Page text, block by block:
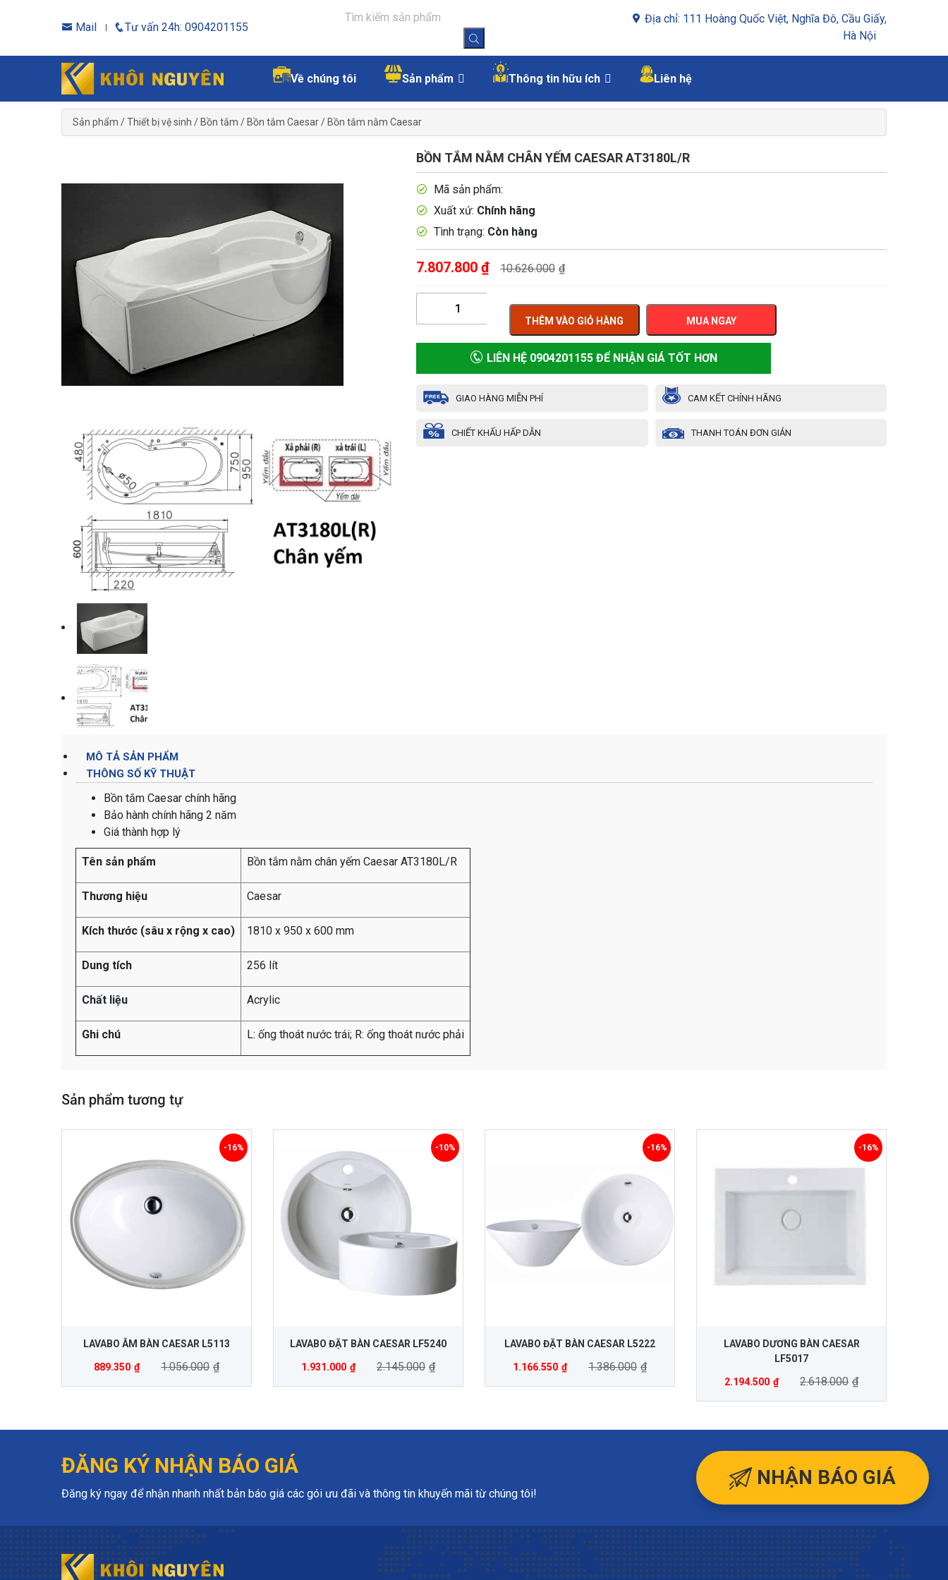
Mail Tư vấn 24h: 0904201155
Địa chỉ: 111 Hoàng Quốc Việt, Nghĩa Đô, Cầu Giấy,
Hà Nội
Về chúng tôi Sản phẩm Thông tin hữu ích Liên hệ
Sản phẩm /Thiết bị vệ sinh / Bồn tắm / Bồn tắm Caesar/ Bồn tắm nằm Caesar
BỒN TẮM NẰM CHÂN YẾM CAESAR AT3180L/R
Mã sản phẩm:
Xuất xứ: Chính hãng
Tình trạng: Còn hàng
7.807.800 ₫ 10.626.000 ₫
THÊM VÀO GIỎ HÀNG MUA NGAY
LIÊN HỆ 0904201155 ĐỂ NHẬN GIÁ TỐT HƠN
GIAO HÀNG MIỄN PHÍ CAM KẾT CHÍNH HÃNG
CHIẾT KHẤU HẤP DẪN THANH TOÁN ĐƠN GIẢN
MÔ TẢ SẢN PHẨM
THÔNG SỐ KỸ THUẬT
Bồn tắm Caesar chính hãng
Bảo hành chính hãng 2 năm
Giá thành hợp lý
Tên sản phẩm Bồn tắm nằm chân yếm Caesar AT3180L/R
Thương hiệu Caesar
Kích thước (sâu x rộng x cao) 1810 x 950 x 600 mm
Dung tích 256 lít
Chất liệu Acrylic
Ghi chú L: ống thoát nước trái; R: ống thoát nước phải
Sản phẩm tương tự
LAVABO ÂM BÀN CAESAR L5113
889.350 ₫ 1.056.000 ₫
-16%
LAVABO ĐẶT BÀN CAESAR LF5240
1.931.000 ₫ 2.145.000 ₫
-10%
LAVABO ĐẶT BÀN CAESAR L5222
1.166.550 ₫ 1.386.000 ₫
-16%
LAVABO DƯƠNG BÀN CAESAR
LF5017
2.194.500 ₫ 2.618.000 ₫
-16%
ĐĂNG KÝ NHẬN BÁO GIÁ
Đăng ký ngay để nhận nhanh nhất bản báo giá các gói ưu đãi và thông tin khuyến mãi từ chúng tôi!
NHẬN BÁO GIÁ